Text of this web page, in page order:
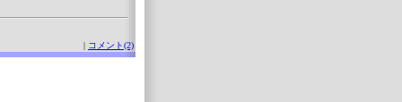
| コメント(2)